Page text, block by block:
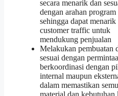
secara menarik dan
dengan arahan program
sehingga dapat menarik
customer traffic untuk
mendukung penjualan
Melakukan pembuatan
sesuai dengan
berkoordinasi dengan
internal maupun
dalam memastikan
material dan kebutuhan